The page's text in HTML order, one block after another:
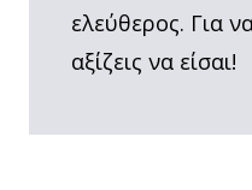
ελεύθερος. Για
αξίζεις να είσαι!